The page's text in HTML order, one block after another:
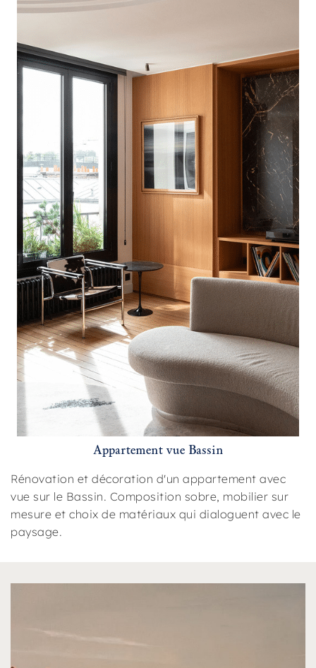
Appartement vue Bassin
Rénovation et décoration d'un appartement avec
vue sur le Bassin. Composition sobre, mobilier sur
mesure et choix de matériaux qui dialoguent avec le
paysage.